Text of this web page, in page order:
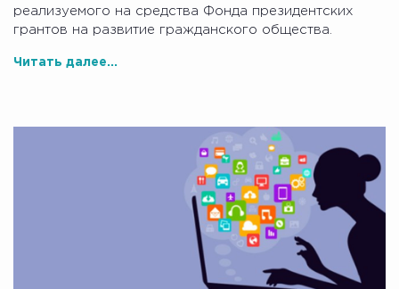
реализуемого на средства Фонда президентских
грантов на развитие гражданского общества.
Читать далее...